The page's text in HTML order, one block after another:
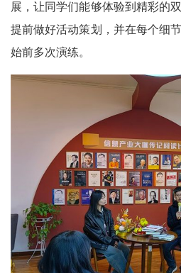
展，让同学们能够体验到精彩的
提前做好活动策划，并在每个细
始前多次演练。